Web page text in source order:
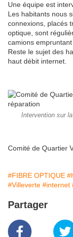
Une équipe est
Les habitants nous
connexions, placés
optique, sont
camions empruntant
Reste le sujet des
haut débit internet.
Intervention sur
Comité de Quartier
#FIBRE OPTIQUE
#Villeverte #internet
Partager